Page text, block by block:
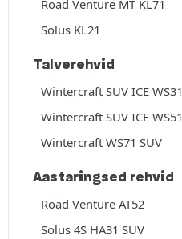
Road Venture MT KL71
Solus KL21
Talverehvid
Wintercraft SUV ICE WS31
Wintercraft SUV ICE WS51
Wintercraft WS71 SUV
Aastaringsed rehvid
Road Venture AT52
Solus 4S HA31 SUV